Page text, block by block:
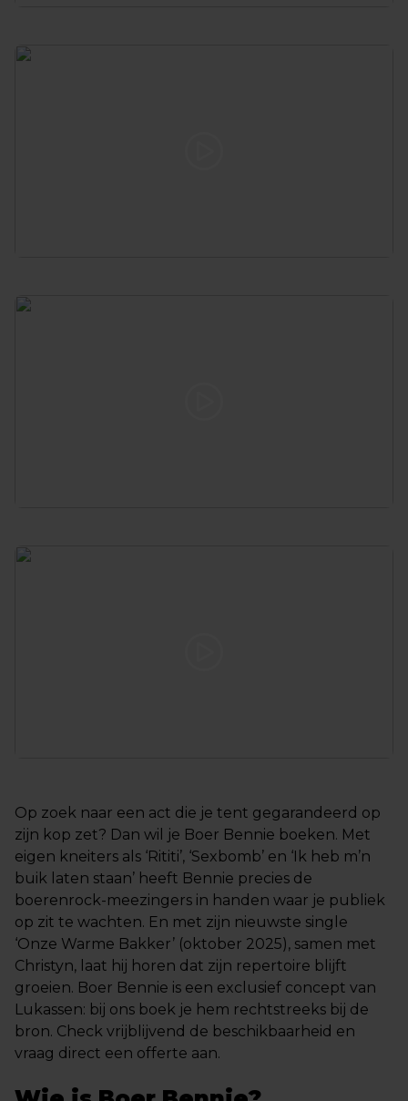
Op zoek naar een act die je tent gegarandeerd op
zijn kop zet? Dan wil je Boer Bennie boeken. Met
eigen kneiters als ‘Rititi’, ‘Sexbomb’ en ‘Ik heb m’n
buik laten staan’ heeft Bennie precies de
boerenrock-meezingers in handen waar je publiek
op zit te wachten. En met zijn nieuwste single
‘Onze Warme Bakker’ (oktober 2025), samen met
Christyn, laat hij horen dat zijn repertoire blijft
groeien. Boer Bennie is een exclusief concept van
Lukassen: bij ons boek je hem rechtstreeks bij de
bron. Check vrijblijvend de beschikbaarheid en
vraag direct een offerte aan.